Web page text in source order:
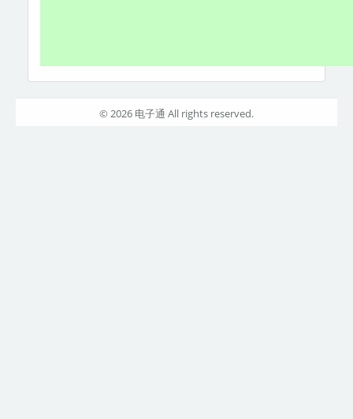
© 2026 电子通 All rights reserved.